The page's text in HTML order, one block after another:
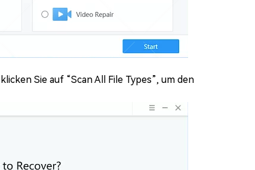
Sie auf “Scan All File Types”, um den